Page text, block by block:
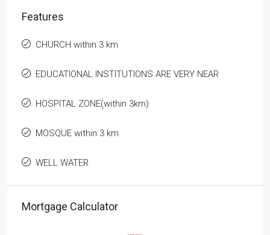
Features
CHURCH within 3 km
EDUCATIONAL INSTITUTIONS ARE VERY NEAR
HOSPITAL ZONE(within 3km)
MOSQUE within 3 km
WELL WATER
Mortgage Calculator